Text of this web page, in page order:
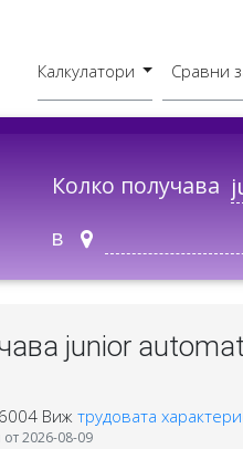
Калкулатори Сравни
Колко получава
в
junior
Виж трудовата
2026-08-09